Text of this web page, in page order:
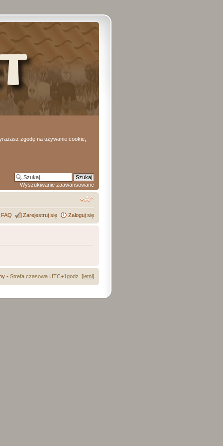
zgodę na używanie cookie,
Wyszukiwanie zaawansowane
FAQ Zarejestruj się Zaloguj się
• Strefa czasowa UTC+1godz. [letni]